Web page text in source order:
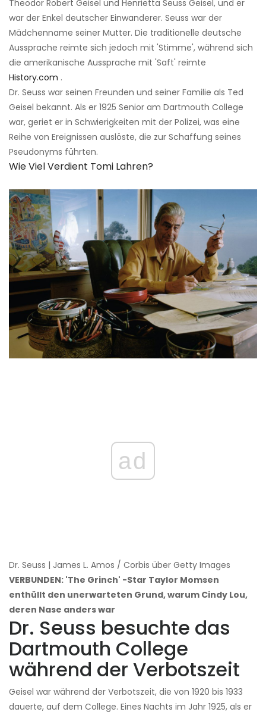
Theodor Robert Geisel und Henrietta Seuss Geisel, und er
war der Enkel deutscher Einwanderer. Seuss war der
Mädchenname seiner Mutter. Die traditionelle deutsche
Aussprache reimte sich jedoch mit 'Stimme', während sich
die amerikanische Aussprache mit 'Saft' reimte
History.com .
Dr. Seuss war seinen Freunden und seiner Familie als Ted
Geisel bekannt. Als er 1925 Senior am Dartmouth College
war, geriet er in Schwierigkeiten mit der Polizei, was eine
Reihe von Ereignissen auslöste, die zur Schaffung seines
Pseudonyms führten.
Wie Viel Verdient Tomi Lahren?
ad
Dr. Seuss | James L. Amos / Corbis über Getty Images
VERBUNDEN: 'The Grinch' -Star Taylor Momsen
enthüllt den unerwarteten Grund, warum Cindy Lou,
deren Nase anders war
Dr. Seuss besuchte das
Dartmouth College
während der Verbotszeit
Geisel war während der Verbotszeit, die von 1920 bis 1933
dauerte, auf dem College. Eines Nachts im Jahr 1925, als er